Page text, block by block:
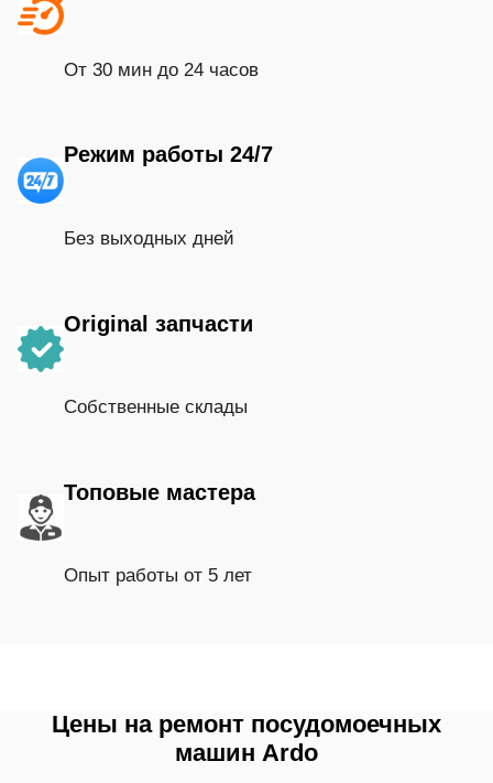
От 30 мин до 24 часов
Режим работы 24/7
Без выходных дней
Original запчасти
Собственные склады
Топовые мастера
Опыт работы от 5 лет
Цены на ремонт посудомоечных
машин Ardo